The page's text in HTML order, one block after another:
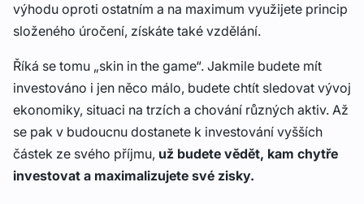
výhodu oproti ostatním a na maximum využijete princip
složeného úročení, získáte také vzdělání.
Říká se tomu „skin in the game“. Jakmile budete mít
investováno i jen něco málo, budete chtít sledovat vývoj
ekonomiky, situaci na trzích a chování různých aktiv. Až
se pak v budoucnu dostanete k investování vyšších
částek ze svého příjmu, už budete vědět, kam chytře
investovat a maximalizujete své zisky.